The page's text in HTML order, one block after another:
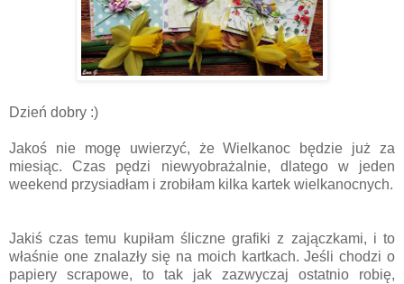
Dzień dobry :)
Jakoś nie mogę uwierzyć, że Wielkanoc będzie już za
miesiąc. Czas pędzi niewyobrażalnie, dlatego w jeden
weekend przysiadłam i zrobiłam kilka kartek wielkanocnych.
Jakiś czas temu kupiłam śliczne grafiki z zajączkami, i to
właśnie one znalazły się na moich kartkach. Jeśli chodzi o
papiery scrapowe, to tak jak zazwyczaj ostatnio robię,